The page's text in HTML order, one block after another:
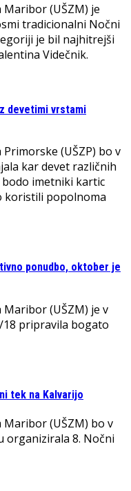
(UŠZM) je
tradicionalni Nočni
je bil najhitrejši
Videčnik.
devetimi vrstami
(UŠZP) bo v
kar devet različnih
imetniki kartic
koristili popolnoma
ponudbo, oktober je
(UŠZM) je v
18 pripravila bogato
tek na Kalvarijo
(UŠZM) bo v
organizirala 8. Nočni